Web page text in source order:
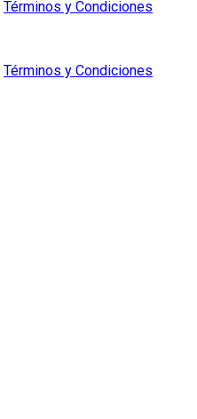
Términos y Condiciones
Términos y Condiciones